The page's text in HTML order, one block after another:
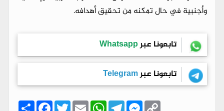
وأجنبية في حال تمكنه من تحقيق أهدافه.
تابعونا عبرWhatsapp
تابعونا عبرTelegram
ا F T E W T M C